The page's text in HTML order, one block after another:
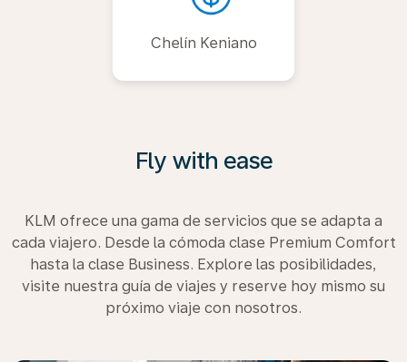
Chelín Keniano
Fly with ease
KLM ofrece una gama de servicios que se adapta a
cada viajero. Desde la cómoda clase Premium Comfort
hasta la clase Business. Explore las posibilidades,
visite nuestra guía de viajes y reserve hoy mismo su
próximo viaje con nosotros.